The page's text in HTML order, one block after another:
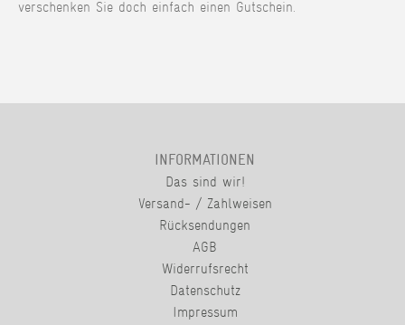
verschenken Sie doch einfach einen Gutschein.
INFORMATIONEN
Das sind wir!
Versand- / Zahlweisen
Rücksendungen
AGB
Widerrufsrecht
Datenschutz
Impressum